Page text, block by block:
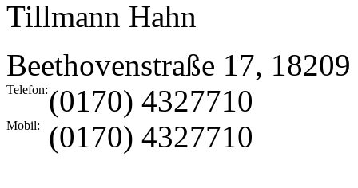
Tillmann Hahn
Beethovenstraße 17, 18209
Telefon:(0170) 4327710
Mobil: (0170) 4327710